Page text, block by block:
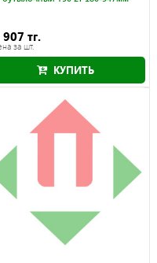
тг.
за шт.
КУПИТЬ